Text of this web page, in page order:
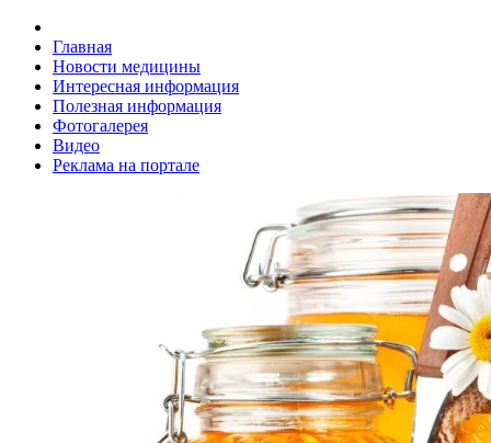
Главная
Новости медицины
Интересная информация
Полезная информация
Фотогалерея
Видео
Реклама на портале